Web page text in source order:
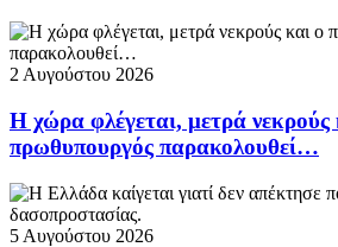
2 Αυγούστου 2026
Η χώρα φλέγεται, μετρά νεκρούς
πρωθυπουργός παρακολουθεί…
5 Αυγούστου 2026